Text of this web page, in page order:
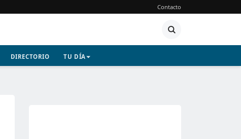
Contacto
DIRECTORIO TU DÍA